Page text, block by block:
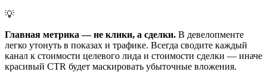
💡
Главная метрика — не клики, а сделки. В девелопменте
легко утонуть в показах и трафике. Всегда сводите каждый
канал к стоимости целевого лида и стоимости сделки — иначе
красивый CTR будет маскировать убыточные вложения.